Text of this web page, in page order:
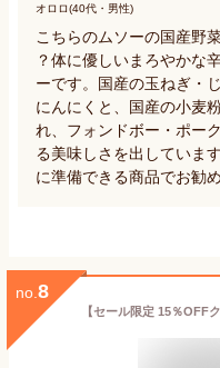
オロロ(40代・男性)
こちらのムソーの国産野
？体に優しいまろやかな
ーです。国産の玉ねぎ・
にんにくと、国産の小麦
れ、フォンドボー・ポー
る美味しさを出していま
に準備できる商品でお勧め
no. 8